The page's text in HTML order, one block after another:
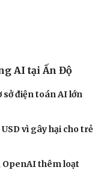
Trí tuệ nhân
vụ ứng phó tình
sĩ Việt - Lào
đánh bắt, chấp